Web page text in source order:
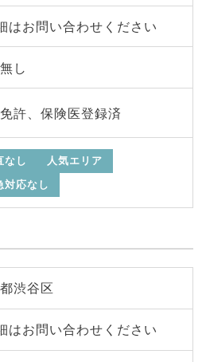
はお問い合わせください
し
許、保険医登録済
なし
人気エリア
対応なし
渋谷区
はお問い合わせください